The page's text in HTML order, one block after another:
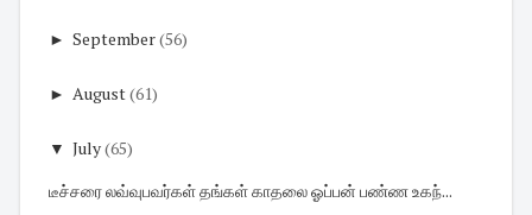
► September(56)
► August(61)
▼ July(65)
டீச்சரை லவ்வுபவர்கள் தங்கள் காதலை ஓப்பன் பண்ண உகந்...